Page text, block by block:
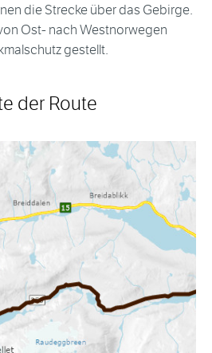
die Strecke über das Gebirge.
Ost- nach Westnorwegen
gestellt.
der Route